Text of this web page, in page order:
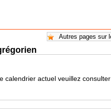
calendrier actuel veuillez consulter